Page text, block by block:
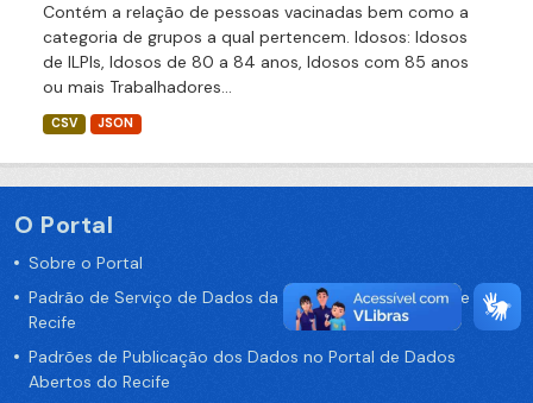
Contém a relação de pessoas vacinadas bem como a
categoria de grupos a qual pertencem. Idosos: Idosos
de ILPIs, Idosos de 80 a 84 anos, Idosos com 85 anos
ou mais Trabalhadores...
CSV JSON
O Portal
Sobre o Portal
Padrão de Serviço de Dados da Prefeitura da Cidade de
Recife
Padrões de Publicação dos Dados no Portal de Dados
Abertos do Recife